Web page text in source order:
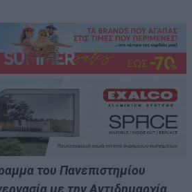
του Πανεπιστημίου
με την Αντιδημαρχία